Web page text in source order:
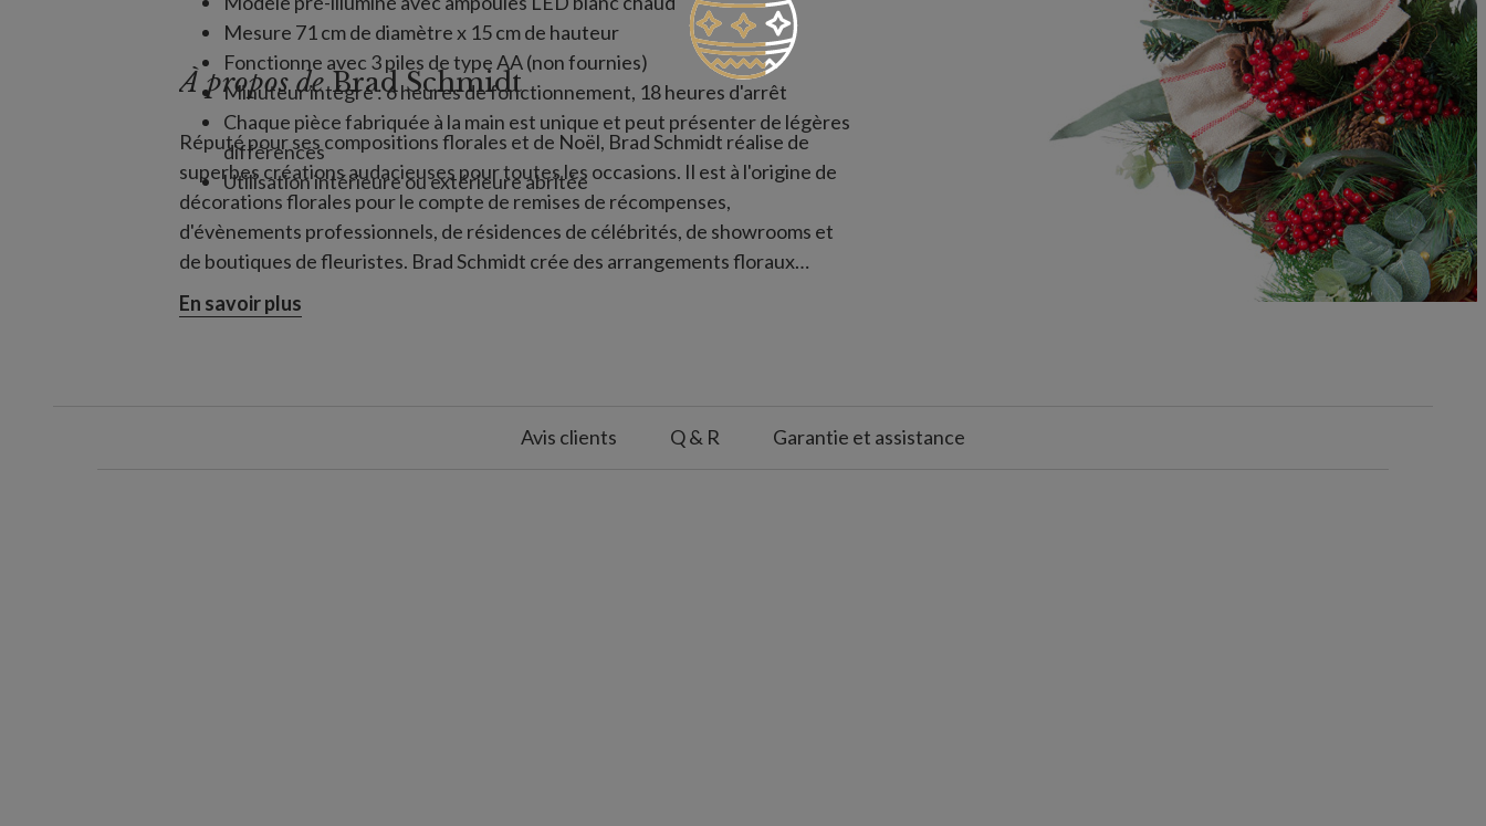
Mesure 71 cm de diamètre x 15 cm de hauteur
Fonctionne avec 3 piles de type AA (non fournies)
Minuteur intégré : 6 heures de fonctionnement, 18 heures d'arrêt
Chaque pièce fabriquée à la main est unique et peut présenter de légères
différences
Utilisation intérieure ou extérieure abritée
À propos deBrad Schmidt
Réputé pour ses compositions florales et de Noël, Brad Schmidt réalise de
superbes créations audacieuses pour toutes les occasions. Il est à l'origine de
décorations florales pour le compte de remises de récompenses,
d'évènements professionnels, de résidences de célébrités, de showrooms et
de boutiques de fleuristes. Brad Schmidt crée des arrangements floraux
époustouflants pour des entreprises partout dans le monde avec des produits
naturels et artificiels. Son don et son talent rares lui permettent de réaliser des
En savoir plus
Avis clients Q & R Garantie et assistance